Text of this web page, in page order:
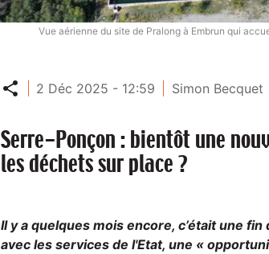
Vue aérienne du site de Pralong à Embrun qui
Partager
2 Déc 2025 - 12:59 Simon Becquet
Serre-Ponçon : bientôt une
les déchets sur place ?
Il y a quelques mois encore, c’était une
avec les services de l'Etat, une «